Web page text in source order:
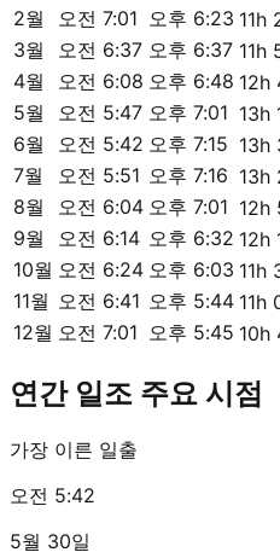
2월 오전 7:01 오후 6:23 11h
3월
오전 6:37 오후 6:37 11h
4월
오전 6:08 오후 6:48 12h
5월
오전 5:47 오후 7:01 13h
6월
오전 5:42 오후 7:15 13h
7월
오전 5:51 오후 7:16 13h
8월
오전 6:04 오후 7:01 12h
9월
오전 6:14 오후 6:32 12h
10월 오전 6:24 오후 6:03 11h
11월 오전 6:41 오후 5:44 11h
12월 오전 7:01 오후 5:45 10h
연간 일조 주요 시점
가장 이른 일출
오전 5:42
5월 30일